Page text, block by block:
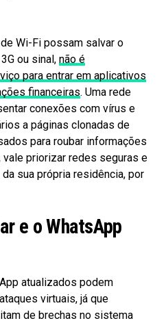
Wi-Fi possam salvar o
ou sinal, não é
para entrar em aplicativos
financeiras. Uma rede
conexões com vírus e
a páginas clonadas de
para roubar informações
priorizar redes seguras e
sua própria residência, por
e o WhatsApp
atualizados podem
virtuais, já que
de brechas no sistema